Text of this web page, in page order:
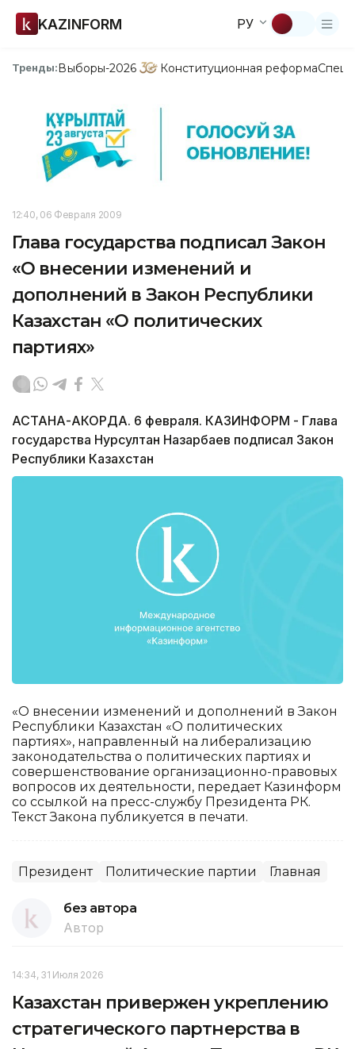
KAZINFORM РУ
Тренды:Выборы-2026 Конституционная реформа
12:40, 06 Февраля 2009
Глава государства подписал Закон
«О внесении изменений и
дополнений в Закон Республики
Казахстан «О политических
партиях»
АСТАНА-АКОРДА. 6 февраля. КАЗИНФОРМ - Глава
государства Нурсултан Назарбаев подписал Закон
Республики Казахстан
«О внесении изменений и дополнений в Закон
Республики Казахстан «О политических
партиях», направленный на либерализацию
законодательства о политических партиях и
совершенствование организационно-правовых
вопросов их деятельности, передает Казинформ
со ссылкой на пресс-службу Президента РК.
Текст Закона публикуется в печати.
Президент Политические партии Главная
без автора
Автор
14:34, 31 Июля 2026
Казахстан привержен укреплению
стратегического партнерства в